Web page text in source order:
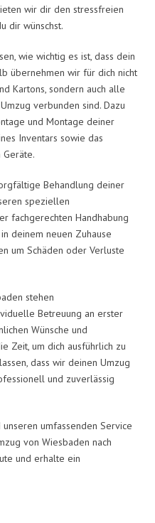
wir dir den stressfreien
dir wünschst.
wie wichtig es ist, dass dein
übernehmen wir für dich nicht
Kartons, sondern auch alle
verbunden sind. Dazu
und Montage deiner
Inventars sowie das
Behandlung deiner
speziellen
fachgerechten Handhabung
deinem neuen Zuhause
um Schäden oder Verluste
stehen
Betreuung an erster
Wünsche und
Zeit, um dich ausführlich zu
dass wir deinen Umzug
und zuverlässig
umfassenden Service
von Wiesbaden nach
und erhalte ein